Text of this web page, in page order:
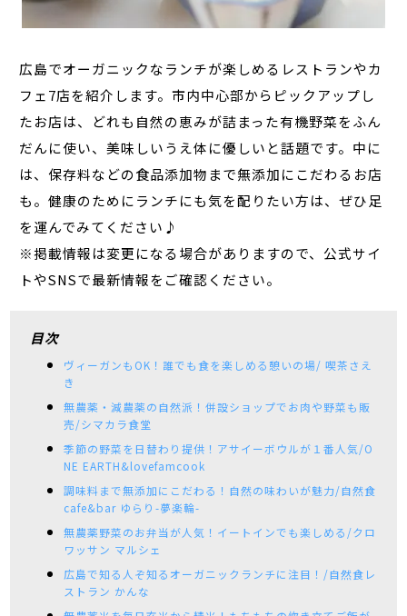
広島でオーガニックなランチが楽しめるレストランやカ
フェ7店を紹介します。市内中心部からピックアップし
たお店は、どれも自然の恵みが詰まった有機野菜をふん
だんに使い、美味しいうえ体に優しいと話題です。中に
は、保存料などの食品添加物まで無添加にこだわるお店
も。健康のためにランチにも気を配りたい方は、ぜひ足
を運んでみてください♪
※掲載情報は変更になる場合がありますので、公式サイ
トやSNSで最新情報をご確認ください。
目次
ヴィーガンもOK！誰でも食を楽しめる憩いの場/ 喫茶さえ
き
無農薬・減農薬の自然派！併設ショップでお肉や野菜も販
売/シマカラ食堂
季節の野菜を日替わり提供！アサイーボウルが１番人気/O
NE EARTH&lovefamcook
調味料まで無添加にこだわる！自然の味わいが魅力/自然食
cafe&bar ゆらり-夢楽輪-
無農薬野菜のお弁当が人気！イートインでも楽しめる/クロ
ワッサン マルシェ
広島で知る人ぞ知るオーガニックランチに注目！/自然食レ
ストラン かんな